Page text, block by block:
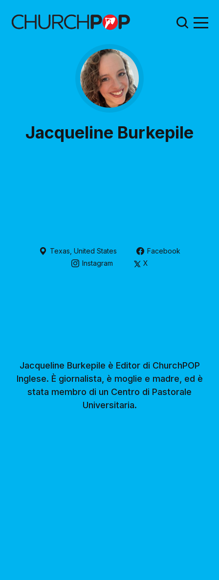
Jacqueline Burkepile
Texas, United States
Facebook
Instagram
X
Jacqueline Burkepile è Editor di ChurchPOP
Inglese. È giornalista, è moglie e madre, ed è
stata membro di un Centro di Pastorale
Universitaria.